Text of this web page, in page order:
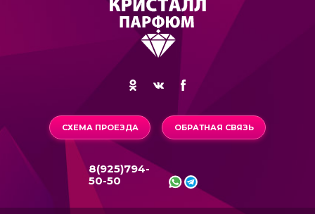
СХЕМА ПРОЕЗДА ОБРАТНАЯ СВЯЗЬ
8(925)794-
50-50